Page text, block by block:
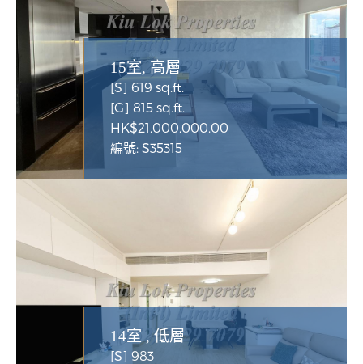
15室, 高層
[S] 619 sq.ft.
[G] 815 sq.ft.
HK$21,000,000.00
編號: S35315
14室 , 低層
[S] 983